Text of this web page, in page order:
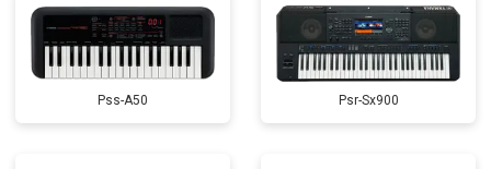
Pss-A50 Psr-Sx900